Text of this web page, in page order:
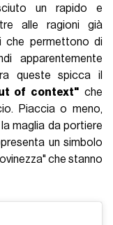
un rapido e
alle ragioni già
che permettono di
apparentemente
queste spicca il
of context" che
Piaccia o meno,
maglia da portiere
un simbolo
che stanno